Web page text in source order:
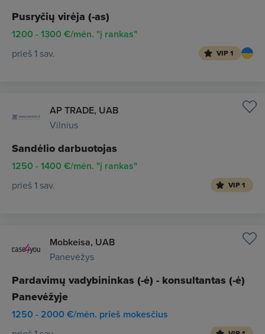
Pusryčių virėja (-as)
1200 - 1300 €/mėn. "į rankas"
prieš 1 sav. VIP 1
AP TRADE, UAB
Vilnius
Sandėlio darbuotojas
1250 - 1400 €/mėn. "į rankas"
prieš 1 sav. VIP 1
Mobkeisa, UAB
Panevėžys
Pardavimų vadybininkas (-ė) - konsultantas (-ė)
Panevėžyje
1250 - 2000 €/mėn. prieš mokesčius